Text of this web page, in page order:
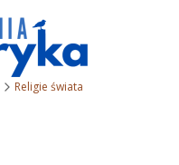
Religie świata